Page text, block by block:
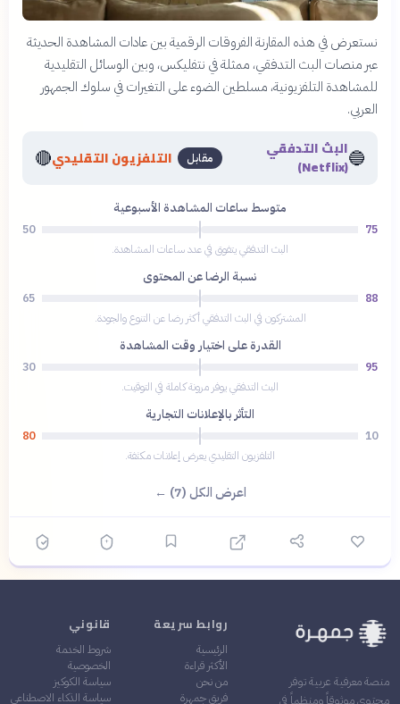
نستعرض في هذه المقارنة الفروقات الرقمية بين عادات المشاهدة الحديثة
عبر منصات البث التدفقي، ممثلة في نتفليكس، وبين الوسائل التقليدية
للمشاهدة التلفزيونية، مسلطين الضوء على التغيرات في سلوك الجمهور
العربي.
🔵البث التدفقي
(Netflix)
مقابل التلفزيون التقليدي🔴
متوسط ساعات المشاهدة الأسبوعية
75
50
البث التدفقي يتفوق في عدد ساعات المشاهدة.
نسبة الرضا عن المحتوى
88
65
المشتركون في البث التدفقي أكثر رضا عن التنوع والجودة.
القدرة على اختيار وقت المشاهدة
95
30
البث التدفقي يوفر مرونة كاملة في التوقيت.
التأثر بالإعلانات التجارية
10
80
التلفزيون التقليدي يعرض إعلانات مكثفة.
اعرض الكل (7) ←
منصة معرفية عربية توفر
محتوى موثوقاً ومنظماً في
روابط سريعة
الرئيسية
الأكثر قراءة
من نحن
فريق جمهرة
قانوني
شروط الخدمة
الخصوصية
سياسة الكوكيز
سياسة الذكاء الاصطناعي